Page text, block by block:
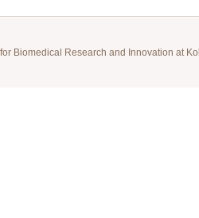
Biomedical Research and Innovation at